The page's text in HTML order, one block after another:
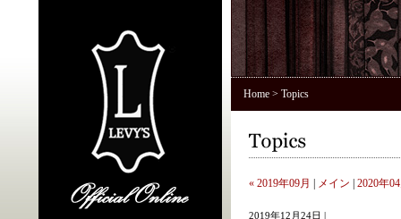
Home> Topics
« 2019年09月 メイン 2020年
2019年12月24日 |